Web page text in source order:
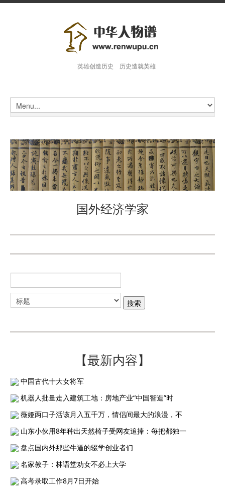
英雄创造历史 历史造就英雄
国外经济学家
【最新内容】
中国古代十大女将军
机器人批量走入建筑工地：房地产业“中国智造”时
薇娅两口子活该月入五千万，情侣间最大的浪漫，不
山东小伙用8年种出天然椅子受网友追捧：每把都独一
盘点国内外那些牛逼的辍学创业者们
名家教子：林语堂劝女不必上大学
高考录取工作8月7日开始